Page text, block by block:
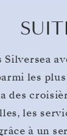
Silversea
les
des
les
à un